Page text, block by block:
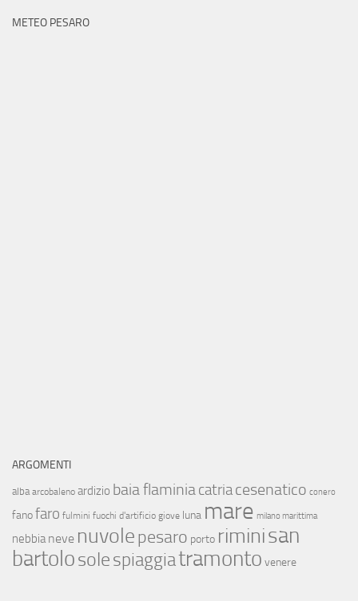
METEO PESARO
ARGOMENTI
alba arcobaleno ardizio baia flaminiacatriacesenatico conero
fanofaro fulmini fuochi d'artificio giove luna mare milano marittima
nebbia neve nuvolepesaro porto riminisan
bartolosolespiaggiatramonto venere